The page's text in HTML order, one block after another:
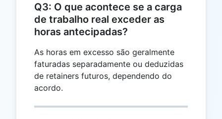
Q3: O que acontece se a carga
de trabalho real exceder as
horas antecipadas?
As horas em excesso são geralmente
faturadas separadamente ou deduzidas
de retainers futuros, dependendo do
acordo.